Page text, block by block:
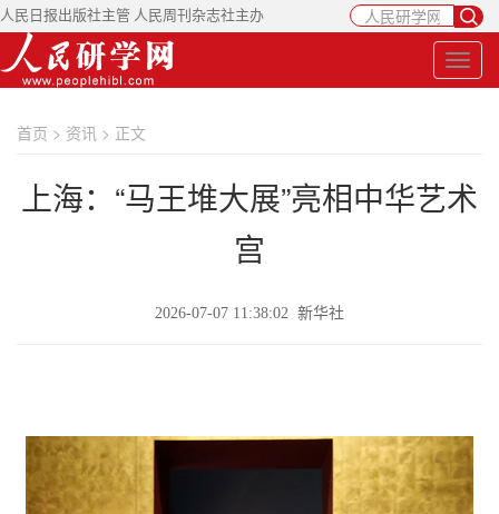
人民日报出版社主管 人民周刊杂志社主办
首页 > 资讯 > 正文
上海：“马王堆大展”亮相中华艺术
宫
2026-07-07 11:38:02 新华社